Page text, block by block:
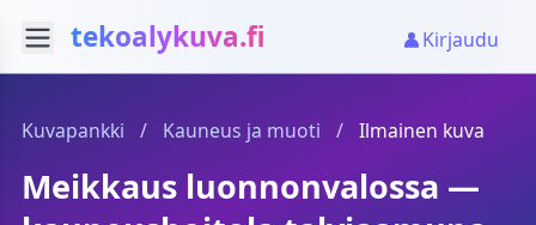
tekoalykuva.fi Kirjaudu
Kuvapankki / Kauneus ja muoti / Ilmainen kuva
Meikkaus luonnonvalossa —